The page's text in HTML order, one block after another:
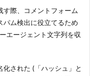
す際、コメントフォーム
パム検出に役立てるため
エージェント文字列を収
された (「ハッシュ」と